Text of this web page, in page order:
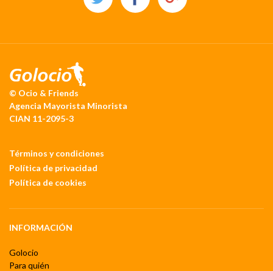
© Ocio & Friends
Agencia Mayorista Minorista
CIAN 11-2095-3
Términos y condiciones
Política de privacidad
Política de cookies
INFORMACIÓN
Golocio
Para quién